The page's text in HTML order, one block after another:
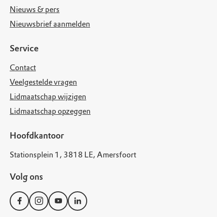
Nieuws & pers
Nieuwsbrief aanmelden
Service
Contact
Veelgestelde vragen
Lidmaatschap wijzigen
Lidmaatschap opzeggen
Hoofdkantoor
Stationsplein 1, 3818 LE, Amersfoort
Volg ons